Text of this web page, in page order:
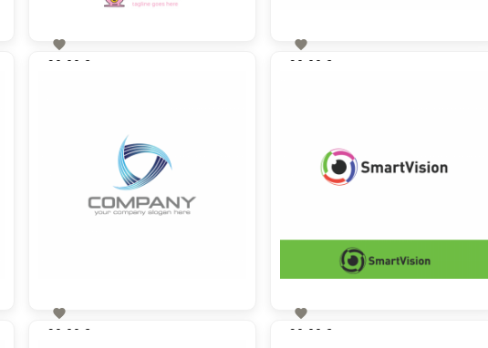

90,00 €

90,00 €

90,00 €

90,00 €